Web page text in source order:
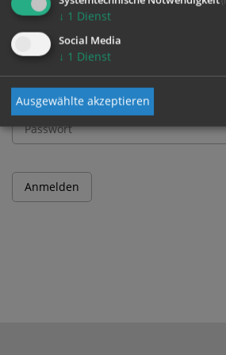
Benutzername
Passwort
↓ 1 Dienst
Social Media
↓ 1 Dienst
Ausgewählte akzeptieren